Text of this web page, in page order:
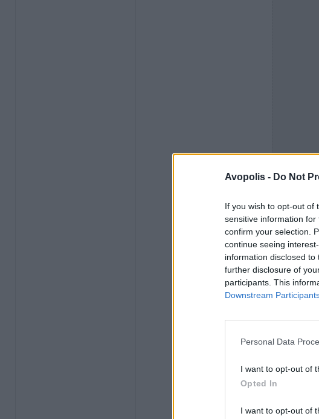
Avopolis - Do Not
If you wish to opt-out of
sensitive information
confirm your selection.
continue seeing
information disclosed
further disclosure of
participants. This
Downstream
Personal Data
I want to opt-out of
Opted In
I want to opt-out of
ΤοThe